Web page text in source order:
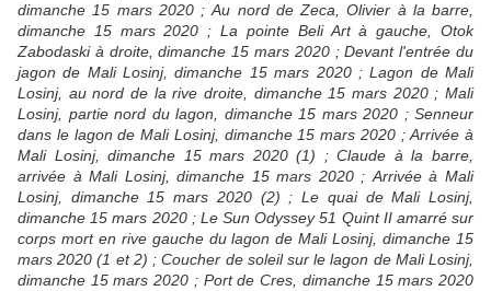
dimanche 15 mars 2020 ; Au nord de Zeca, Olivier à la barre,
dimanche 15 mars 2020 ; La pointe Beli Art à gauche, Otok
Zabodaski à droite, dimanche 15 mars 2020 ; Devant l'entrée du
jagon de Mali Losinj, dimanche 15 mars 2020 ; Lagon de Mali
Losinj, au nord de la rive droite, dimanche 15 mars 2020 ; Mali
Losinj, partie nord du lagon, dimanche 15 mars 2020 ; Senneur
dans le lagon de Mali Losinj, dimanche 15 mars 2020 ; Arrivée à
Mali Losinj, dimanche 15 mars 2020 (1) ; Claude à la barre,
arrivée à Mali Losinj, dimanche 15 mars 2020 ; Arrivée à Mali
Losinj, dimanche 15 mars 2020 (2) ; Le quai de Mali Losinj,
dimanche 15 mars 2020 ; Le Sun Odyssey 51 Quint II amarré sur
corps mort en rive gauche du lagon de Mali Losinj, dimanche 15
mars 2020 (1 et 2) ; Coucher de soleil sur le lagon de Mali Losinj,
dimanche 15 mars 2020 ; Port de Cres, dimanche 15 mars 2020